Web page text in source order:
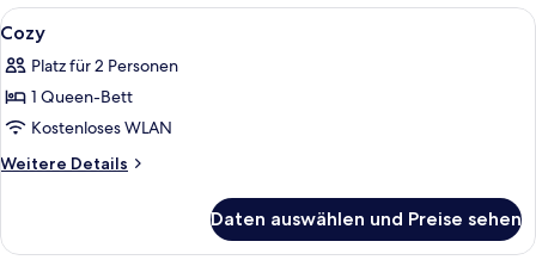
Bath)
Alle
Fotos
für
Cozy
anzeigen
Ein Hotelzimmer mit einem großen
5
Cozy
Platz für 2 Personen
1 Queen-Bett
Kostenloses WLAN
Weitere Details
Weitere
Daten auswählen und Preise sehen